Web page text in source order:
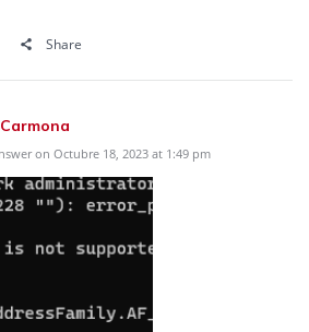
Share
on Octubre 18, 2023 at 1:49 pm